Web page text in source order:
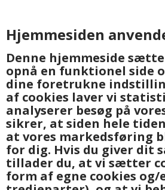
Hjemmesiden
Denne hjemmeside
opnå en funktionel side
dine foretrukne
af cookies laver vi
analyserer besøg på
sikrer, at siden hele
at vores markedsføring
for dig. Hvis du giver dit
tillader du, at vi sætter
form af egne cookies
Forside»Personlig pleje
27%